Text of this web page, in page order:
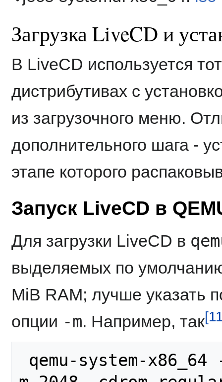
Загрузка LiveCD и
В LiveCD используется
дистрибутивах с
из загрузочного меню.
дополнительного шага -
этапе которого
Запуск LiveCD в
Для загрузки LiveCD в
выделяемых по
MiB RAM; лучше указать
опции -m. Например, так